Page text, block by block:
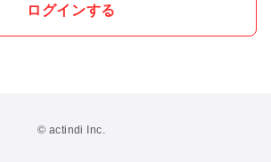
ログインする
© actindi Inc.